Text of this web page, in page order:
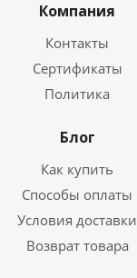
Компания
Контакты
Сертификаты
Политика
Блог
Как купить
Способы оплаты
Условия доставки
Возврат товара